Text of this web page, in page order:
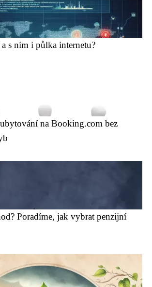
s ním i půlka internetu?
na Booking.com bez
Poradíme, jak vybrat penzijní